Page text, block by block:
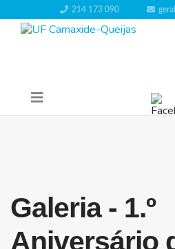
214 173 090
Galeria - 1.º
Aniversário